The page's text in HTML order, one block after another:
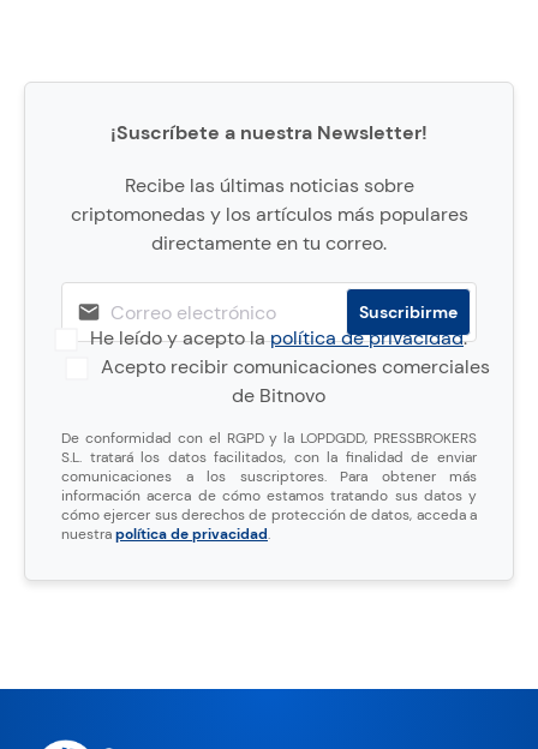
¡Suscríbete a nuestra Newsletter!
Recibe las últimas noticias sobre
criptomonedas y los artículos más populares
directamente en tu correo.
He leído y acepto lapolítica de privacidad.
Acepto recibir comunicaciones comerciales
de Bitnovo
De conformidad con el RGPD y la LOPDGDD, PRESSBROKERS
S.L. tratará los datos facilitados, con la finalidad de enviar
comunicaciones a los suscriptores. Para obtener más
información acerca de cómo estamos tratando sus datos y
cómo ejercer sus derechos de protección de datos, acceda a
nuestrapolítica de privacidad.